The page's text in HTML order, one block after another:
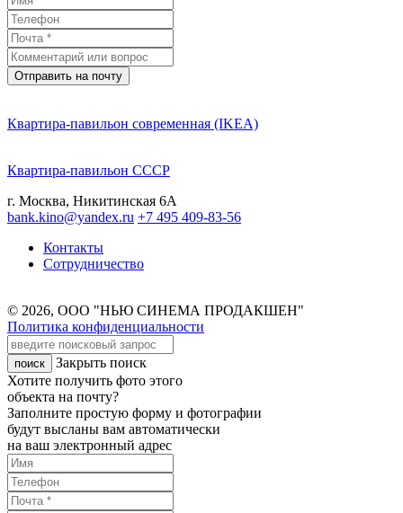
Отправить на почту
Квартира-павильон современная (IKEA)
Квартира-павильон СССР
г. Москва, Никитинская 6А
bank.kino@yandex.ru +7 495 409-83-56
Контакты
Сотрудничество
© 2026, ООО "НЬЮ СИНЕМА ПРОДАКШЕН"
Политика конфиденциальности
Закрыть поиск
Хотите получить фото этого
объекта на почту?
Заполните простую форму и фотографии
будут высланы вам автоматически
на ваш электронный адрес